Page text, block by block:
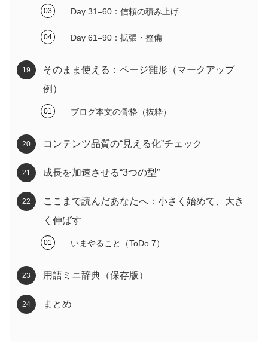
Day 31–60：信頼の積み上げ
Day 61–90：拡張・整備
そのまま使える：ページ雛形（マークアップ
例）
ブログ本文の骨格（抜粋）
コンテンツ品質の“見える化”チェック
成長を加速させる“3つの型”
ここまで読んだあなたへ：小さく始めて、大き
く伸ばす
いまやること（ToDo 7）
用語ミニ辞典（保存版）
まとめ